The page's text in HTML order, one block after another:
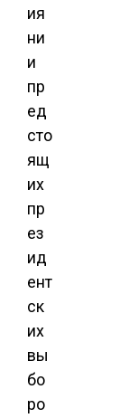
ия
ни
и
пр
ед
сто
ящ
их
пр
ез
ид
ент
ск
их
вы
бо
ро